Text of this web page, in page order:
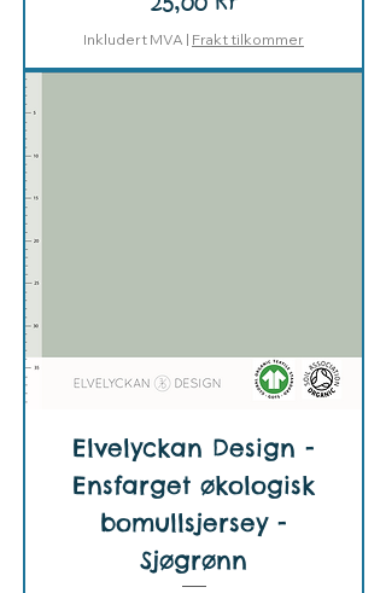
Inkludert MVA | Frakt tilkommer
Elvelyckan Design -
Ensfarget økologisk
bomullsjersey -
Sjøgrønn